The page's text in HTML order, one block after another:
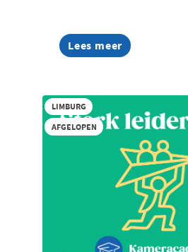
Lees meer
about
Masterclass
Actief
luisteren
als
motor
ontwikkeling
LIMBURG
AFGELOPEN